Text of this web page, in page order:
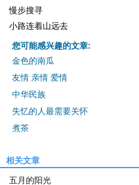
慢步搜寻
小路连着山远去
您可能感兴趣的文章:
金色的南瓜
友情 亲情 爱情
中华民族
失忆的人最需要关怀
煮茶
相关文章
五月的阳光